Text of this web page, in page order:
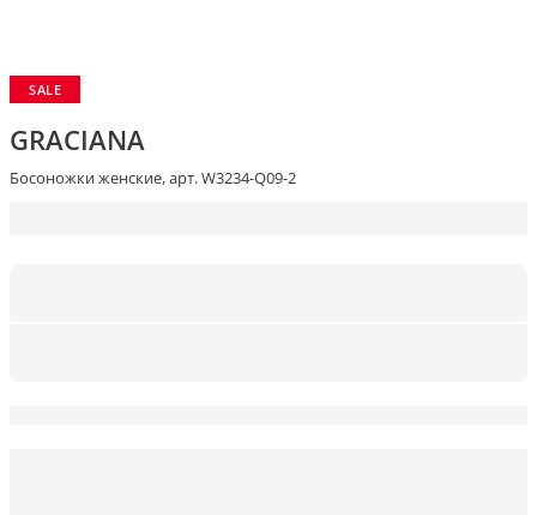
SALE
GRACIANA
Босоножки женские, арт. W3234-Q09-2